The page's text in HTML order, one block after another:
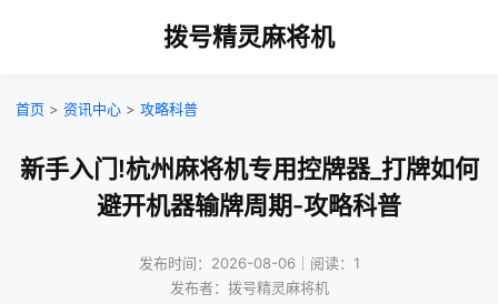
拨号精灵麻将机
首页 > 资讯中心 > 攻略科普
新手入门!杭州麻将机专用控牌器_打牌如何
避开机器输牌周期-攻略科普
发布时间：2026-08-06｜阅读：1
发布者：拨号精灵麻将机